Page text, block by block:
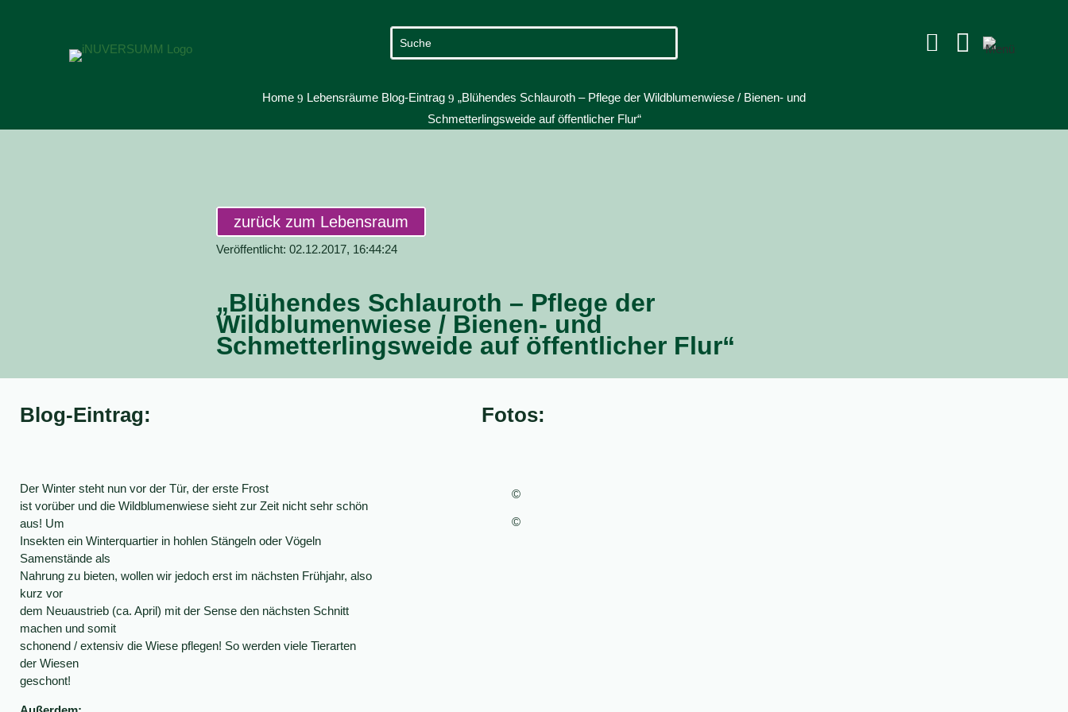
 
Home 9 Lebensräume Blog-Eintrag 9 „Blühendes Schlauroth – Pflege der Wildblumenwiese / Bienen- und
Schmetterlingsweide auf öffentlicher Flur“
zurück zum Lebensraum
Veröffentlicht: 02.12.2017, 16:44:24
„Blühendes Schlauroth – Pflege der
Wildblumenwiese / Bienen- und
Schmetterlingsweide auf öffentlicher Flur“
Blog-Eintrag:
Der Winter steht nun vor der Tür, der erste Frost
ist vorüber und die Wildblumenwiese sieht zur Zeit nicht sehr schön
aus! Um
Insekten ein Winterquartier in hohlen Stängeln oder Vögeln
Samenstände als
Nahrung zu bieten, wollen wir jedoch erst im nächsten Frühjahr, also
kurz vor
dem Neuaustrieb (ca. April) mit der Sense den nächsten Schnitt
machen und somit
schonend / extensiv die Wiese pflegen! So werden viele Tierarten
der Wiesen
geschont!
Fotos:
©
©